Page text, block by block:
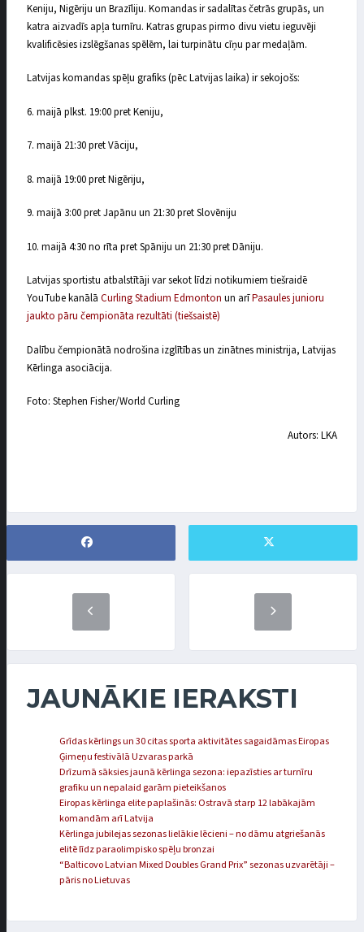
Keniju, Nigēriju un Brazīliju. Komandas ir sadalītas četrās grupās, un
katra aizvadīs apļa turnīru. Katras grupas pirmo divu vietu ieguvēji
kvalificēsies izslēgšanas spēlēm, lai turpinātu cīņu par medaļām.
Latvijas komandas spēļu grafiks (pēc Latvijas laika) ir sekojošs:
6. maijā plkst. 19:00 pret Keniju,
7. maijā 21:30 pret Vāciju,
8. maijā 19:00 pret Nigēriju,
9. maijā 3:00 pret Japānu un 21:30 pret Slovēniju
10. maijā 4:30 no rīta pret Spāniju un 21:30 pret Dāniju.
Latvijas sportistu atbalstītāji var sekot līdzi notikumiem tiešraidē
YouTube kanālā Curling Stadium Edmonton un arīPasaules junioru
jaukto pāru čempionāta rezultāti (tiešsaistē)
Dalību čempionātā nodrošina izglītības un zinātnes ministrija, Latvijas
Kērlinga asociācija.
Foto: Stephen Fisher/World Curling
Autors: LKA
JAUNĀKIE IERAKSTI
Grīdas kērlings un 30 citas sporta aktivitātes sagaidāmas Eiropas
Ģimeņu festivālā Uzvaras parkā
Drīzumā sāksies jaunā kērlinga sezona: iepazīsties ar turnīru
grafiku un nepalaid garām pieteikšanos
Eiropas kērlinga elite paplašinās: Ostravā starp 12 labākajām
komandām arī Latvija
Kērlinga jubilejas sezonas lielākie lēcieni – no dāmu atgriešanās
elitē līdz paraolimpisko spēļu bronzai
“Balticovo Latvian Mixed Doubles Grand Prix” sezonas uzvarētāji –
pāris no Lietuvas